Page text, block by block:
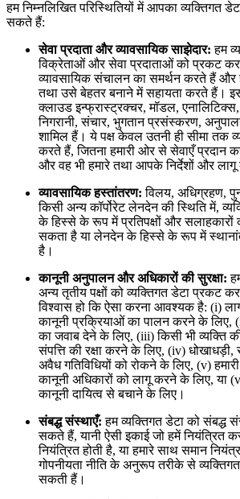
हम निम्नलिखित परिस्थितियों में आपका व्यक्तिगत
सकते हैं:
सेवा प्रदाता और व्यावसायिक साझेदार: हम
विक्रेताओं और सेवा प्रदाताओं को प्रकट
व्यावसायिक संचालन का समर्थन करते हैं और
तथा उसे बेहतर बनाने में सहायता करते हैं।
क्लाउड इन्फ्रास्ट्रक्चर, मॉडल, एनालिटिक्स,
निगरानी, संचार, भुगतान प्रसंस्करण,
शामिल हैं। ये पक्ष केवल उतनी ही सीमा तक
करते हैं, जितना हमारी ओर से सेवाएँ प्रदान
और वह भी हमारे तथा आपके निर्देशों और
व्यावसायिक हस्तांतरण: विलय, अधिग्रहण,
किसी अन्य कॉर्पोरेट लेनदेन की स्थिति में,
के हिस्से के रूप में प्रतिपक्षों और सलाहकारों
सकता है या लेनदेन के हिस्से के रूप में
है।
कानूनी अनुपालन और अधिकारों की सुरक्षा:
अन्य तृतीय पक्षों को व्यक्तिगत डेटा प्रकट
विश्वास हो कि ऐसा करना आवश्यक है: (i)
कानूनी प्रक्रियाओं का पालन करने के लिए,
का जवाब देने के लिए, (iii) किसी भी व्यक्ति की
संपत्ति की रक्षा करने के लिए, (iv) धोखाधड़ी,
अवैध गतिविधियों को रोकने के लिए, (v)
कानूनी अधिकारों को लागू करने के लिए, या
कानूनी दायित्व से बचाने के लिए।
संबद्ध संस्थाएँ: हम व्यक्तिगत डेटा को
सकते हैं, यानी ऐसी इकाई जो हमें नियंत्रित
नियंत्रित होती है, या हमारे साथ समान
गोपनीयता नीति के अनुरूप तरीके से
सकती हैं।